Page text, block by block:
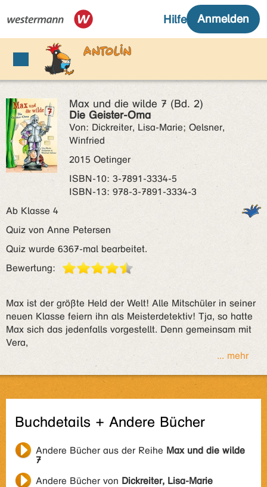
Max und die wilde 7 (Bd. 2)
Die Geister-Oma
Von: Dickreiter, Lisa-Marie; Oelsner,
Winfried
2015 Oetinger
ISBN‑10: 3-7891-3334-5
ISBN‑13: 978-3-7891-3334-3
Ab Klasse 4
Quiz von Anne Petersen
Quiz wurde 6367-mal bearbeitet.
Bewertung:
Max ist der größte Held der Welt! Alle Mitschüler in seiner
neuen Klasse feiern ihn als Meisterdetektiv! Tja, so hatte
Max sich das jedenfalls vorgestellt. Denn gemeinsam mit
Vera,
... mehr
Buchdetails + Andere Bücher
Andere Bücher aus der Reihe Max und die wilde
7
Andere Bücher von Dickreiter, Lisa-Marie